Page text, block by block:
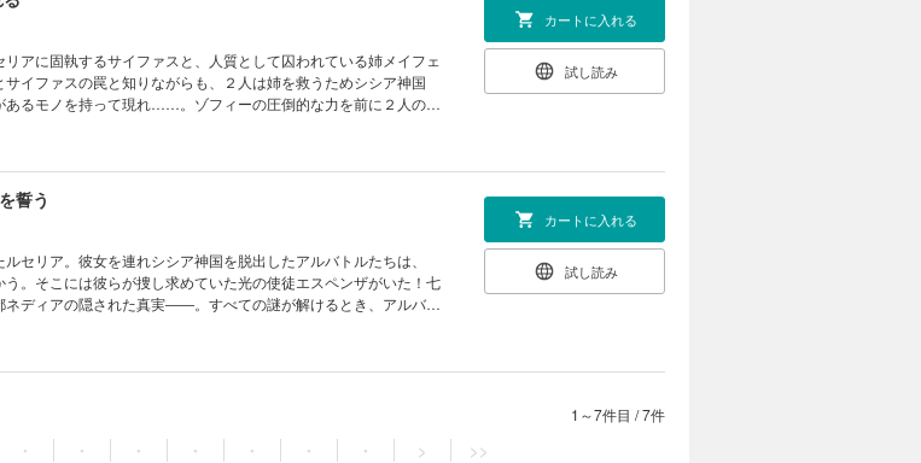
アに固執するサイファスと、人質として囚われている姉メイフェ
イファスの罠と知りながらも、２人は姉を救うためシシア神国
あるモノを持って現れ……。ゾフィーの圧倒的な力を前に２人の愛
カートに入れる
試し読み
誓う
セリア。彼女を連れシシア神国を脱出したアルバトルたちは、
う。そこには彼らが捜し求めていた光の使徒エスペンザがいた！七
ネディアの隠された真実――。すべての謎が解けるとき、アルバト
カートに入れる
試し読み
1～7件目 /7件
・ ・ ・ ・ ・ ・ ・ > >>